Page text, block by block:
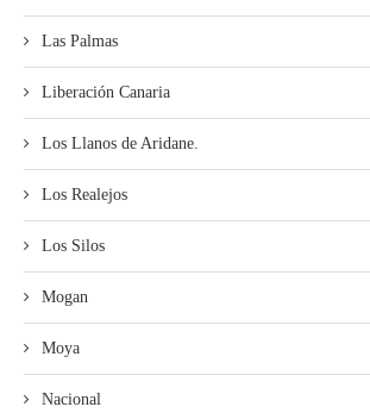
Las Palmas
Liberación Canaria
Los Llanos de Aridane.
Los Realejos
Los Silos
Mogan
Moya
Nacional